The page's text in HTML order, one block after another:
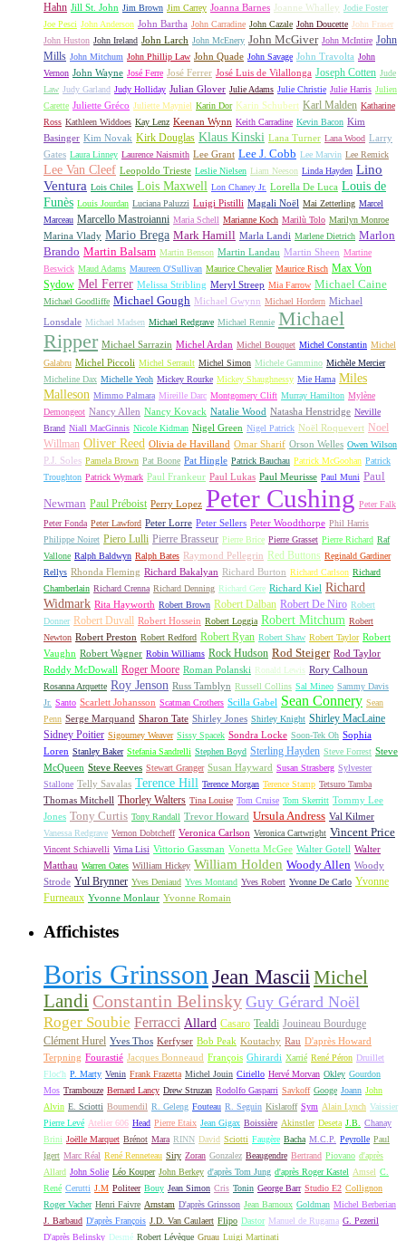
Hahn Jill St. John Jim Brown Jim Carrey Joanna Barnes Joanne Whalley Jodie Foster
Joe Pesci John Anderson John Bartha John Carradine John Cazale John Doucette John Fraser
John Huston John Ireland John Larch John McEnery John McGiver John McIntire John
Mills John Mitchum John Phillip Law John Quade John Savage John Travolta John
Vernon John Wayne José Ferre José Ferrer José Luis de Vilallonga Joseph Cotten Jude
Law Judy Garland Judy Holliday Julian Glover Julie Adams Julie Christie Julie Harris Julien
Carette Juliette Gréco Juliette Mayniel Karin Dor Karin Schubert Karl Malden Katharine
Ross Kathleen Widdoes Kay Lenz Keenan Wynn Keith Carradine Kevin Bacon Kim
Basinger Kim Novak Kirk Douglas Klaus Kinski Lana Turner Lana Wood Larry
Gates Laura Linney Laurence Naismith Lee Grant Lee J. Cobb Lee Marvin Lee Remick
Lee Van Cleef Leopoldo Trieste Leslie Nielsen Liam Neeson Linda Hayden Lino
Ventura Lois Chiles Lois Maxwell Lon Chaney Jr. Lorella De Luca Louis de
Funès Louis Jourdan Luciana Paluzzi Luigi Pistilli Magali Noël Mai Zetterling Marcel
Marceau Marcello Mastroianni Maria Schell Marianne Koch Marilù Tolo Marilyn Monroe
Marina Vlady Mario Brega Mark Hamill Marla Landi Marlene Dietrich Marlon
Brando Martin Balsam Martin Benson Martin Landau Martin Sheen Martine
Beswick Maud Adams Maureen O'Sullivan Maurice Chevalier Maurice Risch Max Von
Sydow Mel Ferrer Melissa Stribling Meryl Streep Mia Farrow Michael Caine
Michael Goodliffe Michael Gough Michael Gwynn Michael Hordern Michael
Lonsdale Michael Madsen Michael Redgrave Michael Rennie Michael
Ripper Michael Sarrazin Michel Ardan Michel Bouquet Michel Constantin Michel
Galabru Michel Piccoli Michel Serrault Michel Simon Michele Gammino Michèle Mercier
Micheline Dax Michelle Yeoh Mickey Rourke Mickey Shaughnessy Mie Hama Miles
Malleson Mimmo Palmara Mireille Darc Montgomery Clift Murray Hamilton Mylène
Demongeot Nancy Allen Nancy Kovack Natalie Wood Natasha Henstridge Neville
Brand Niall MacGinnis Nicole Kidman Nigel Green Nigel Patrick Noël Roquevert Noel
Willman Oliver Reed Olivia de Havilland Omar Sharif Orson Welles Owen Wilson
P.J. Soles Pamela Brown Pat Boone Pat Hingle Patrick Bauchau Patrick McGoohan Patrick
Troughton Patrick Wymark Paul Frankeur Paul Lukas Paul Meurisse Paul Muni Paul
Newman Paul Préboist Perry Lopez Peter Cushing Peter Falk
Peter Fonda Peter Lawford Peter Lorre Peter Sellers Peter Woodthorpe Phil Harris
Philippe Noiret Piero Lulli Pierre Brasseur Pierre Brice Pierre Grasset Pierre Richard Raf
Vallone Ralph Baldwyn Ralph Bates Raymond Pellegrin Red Buttons Reginald Gardiner
Rellys Rhonda Fleming Richard Bakalyan Richard Burton Richard Carlson Richard
Chamberlain Richard Crenna Richard Denning Richard Gere Richard Kiel Richard
Widmark Rita Hayworth Robert Brown Robert Dalban Robert De Niro Robert
Donner Robert Duvall Robert Hossein Robert Loggia Robert Mitchum Robert
Newton Robert Preston Robert Redford Robert Ryan Robert Shaw Robert Taylor Robert
Vaughn Robert Wagner Robin Williams Rock Hudson Rod Steiger Rod Taylor
Roddy McDowall Roger Moore Roman Polanski Ronald Lewis Rory Calhoun
Rosanna Arquette Roy Jenson Russ Tamblyn Russell Collins Sal Mineo Sammy Davis
Jr. Santo Scarlett Johansson Scatman Crothers Scilla Gabel Sean Connery Sean
Penn Serge Marquand Sharon Tate Shirley Jones Shirley Knight Shirley MacLaine
Sidney Poitier Sigourney Weaver Sissy Spacek Sondra Locke Soon-Tek Oh Sophia
Loren Stanley Baker Stefania Sandrelli Stephen Boyd Sterling Hayden Steve Forrest Steve
McQueen Steve Reeves Stewart Granger Susan Hayward Susan Strasberg Sylvester
Stallone Telly Savalas Terence Hill Terence Morgan Terence Stamp Tetsuro Tamba
Thomas Mitchell Thorley Walters Tina Louise Tom Cruise Tom Skerritt Tommy Lee
Jones Tony Curtis Tony Randall Trevor Howard Ursula Andress Val Kilmer
Vanessa Redgrave Vernon Dobtcheff Veronica Carlson Veronica Cartwright Vincent Price
Vincent Schiavelli Virna Lisi Vittorio Gassman Vonetta McGee Walter Gotell Walter
Matthau Warren Oates William Hickey William Holden Woody Allen Woody
Strode Yul Brynner Yves Deniaud Yves Montand Yves Robert Yvonne De Carlo Yvonne
Furneaux Yvonne Monlaur Yvonne Romain
Affichistes
Boris Grinsson Jean Mascii Michel
Landi Constantin Belinsky Guy Gérard Noël
Roger Soubie Ferracci Allard Casaro Tealdi Jouineau Bourduge
Clément Hurel Yves Thos Kerfyser Bob Peak Koutachy Rau D'après Howard
Terpning Fourastié Jacques Bonneaud François Ghirardi Xarrié René Péron Druillet
Floc'h P. Marty Venin Frank Frazetta Michel Jouin Ciriello Hervé Morvan Okley Gourdon
Mos Trambouze Bernard Lancy Drew Struzan Rodolfo Gasparri Savkoff Googe Joann John
Alvin E. Sciotti Boumendil R. Geleng Fouteau R. Seguin Kislaroff Sym Alain Lynch Vaissier
Pierre Levé Atelier 606 Head Pierre Etaix Jean Gigax Boissière Akinstler Deseta J.B.
Chanay
Brini Joëlle Marquet Brénot Mara RINN David Sciotti Faugère Bacha M.C.P. Peyrolle Paul
Igert Marc Réal René Renneteau Siry Zoran Gonzalez Beaugendre Bertrand Piovano d'après
Allard John Solie Léo Kouper John Berkey d'après Tom Jung d'après Roger Kastel Amsel C.
René Cerutti J.M Politeer Bouy Jean Simon Cris Tonin George Barr Studio E2 Collignon
Roger Vacher Henri Faivre Arnstam D'après Grinsson Jean Barnoux Goldman Michel Berberian
J. Barbaud D'après François J.D. Van Caulaert Flipo Dastor Manuel de Rugama G. Pezeril
D'après Belinsky Desmé Robert Lévèque Gruau Luigi Martinati